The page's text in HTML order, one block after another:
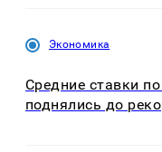
Экономика
Средние ставки
поднялись до